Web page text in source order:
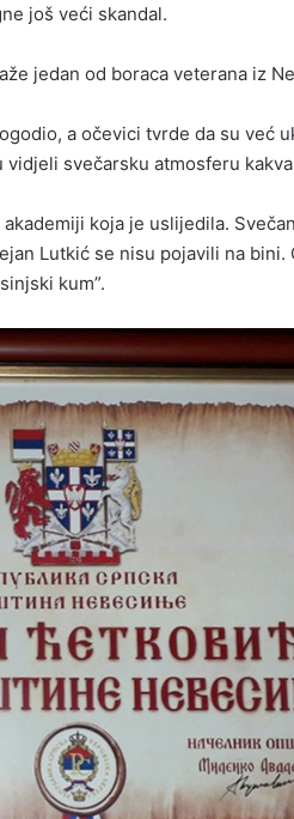
još veći skandal.
jedan od boraca veterana iz
a očevici tvrde da su već
svečarsku atmosferu
koja je uslijedila.
Lutkić se nisu pojavili na bini.
kum”.